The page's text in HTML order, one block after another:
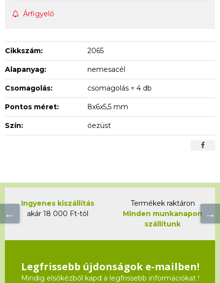
Árfigyelő
Cikkszám: 2065
Alapanyag: nemesacél
Csomagolás: csomagolás = 4 db
Pontos méret: 8x6x5,5 mm
Szín: óezüst
Ingyenes kiszállítás
akár 18 000 Ft-tól
Termékek raktáron
Minden munkanapon
szállítunk
Legfrissebb újdonságok e-mailben!
Mindig elsőkézből kapd a legfrissebb információkat !